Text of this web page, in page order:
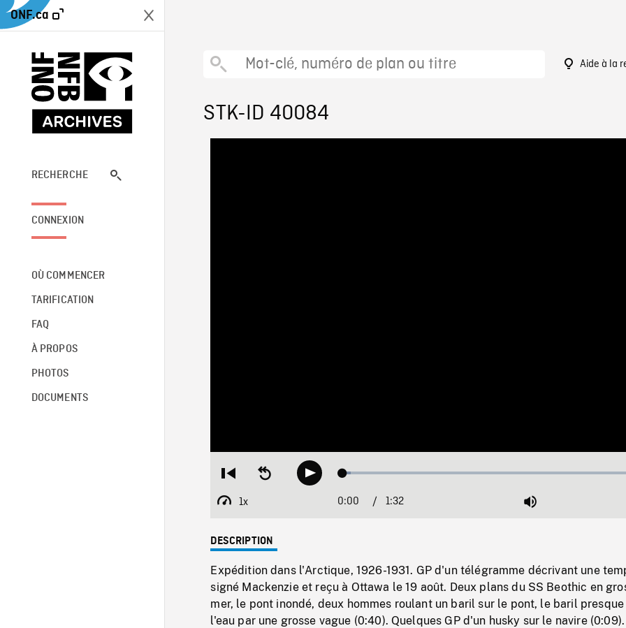
ONF.ca
RECHERCHE
CONNEXION
OÙ COMMENCER
TARIFICATION
FAQ
À PROPOS
PHOTOS
DOCUMENTS
Aide à la
STK-ID 40084
Restart
beginning
Seek
backwardPlay Loaded:
1x
Playback
Current
0:00 / 1:32 Mute
DESCRIPTION
Expédition dans l'Arctique, 1926-1931. GP d'un télégramme décrivant une
signé Mackenzie et reçu à Ottawa le 19 août. Deux plans du SS Beothic en
mer, le pont inondé, deux hommes roulant un baril sur le pont, le baril presque
l'eau par une grosse vague (0:40). Quelques GP d'un husky sur le navire (0:09).